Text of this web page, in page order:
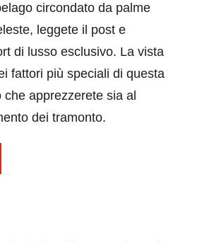
circondato da palme
leggete il post e
di lusso esclusivo. La vista
fattori più speciali di questa
apprezzerete sia al
dei tramonto.